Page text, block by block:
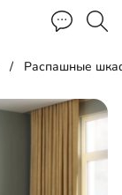
Распашные